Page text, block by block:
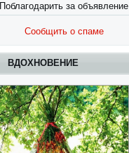
Поблагодарить за объявление
Сообщить о спаме
ВДОХНОВЕНИЕ